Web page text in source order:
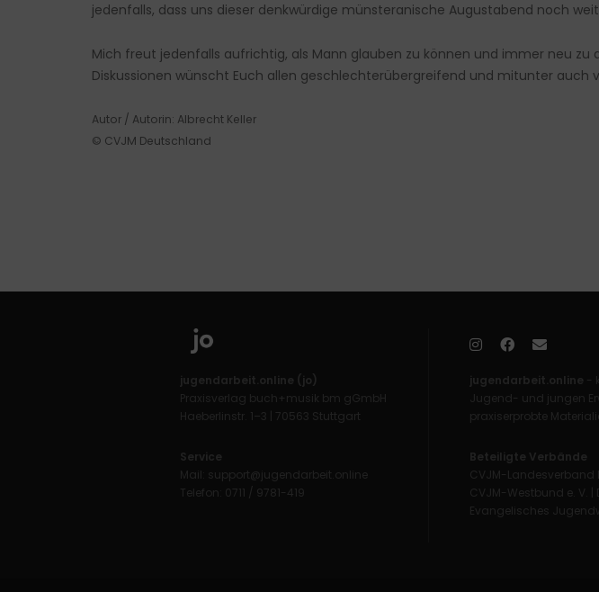
jedenfalls, dass uns dieser denkwürdige münsteranische Augustabend noch
Mich freut jedenfalls aufrichtig, als Mann glauben zu können und immer neu
Diskussionen wünscht Euch allen geschlechterübergreifend und mitunter auch
Autor / Autorin: Albrecht Keller
© CVJM Deutschland
jugendarbeit.online (jo)
Praxisverlag buch+musik bm gGmbH
Haeberlinstr. 1–3 | 70563 Stuttgart
Service
Mail: support@jugendarbeit.online
Telefon: 0711 / 9781-419
jugendarbeit.online -
Jugend- und jungen
praxiserprobte
Beteiligte Verbände
CVJM-Landesverband
CVJM-Westbund e. V.
Evangelisches